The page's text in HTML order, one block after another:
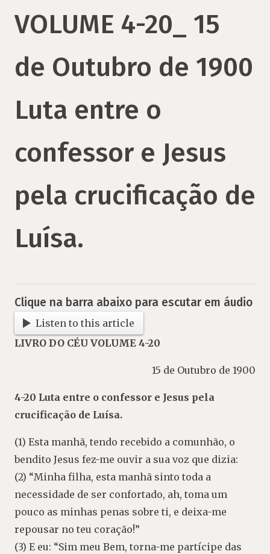
VOLUME 4-20_ 15
de Outubro de 1900
Luta entre o
confessor e Jesus
pela crucificação de
Luísa.
Clique na barra abaixo para escutar em áudio
Listen to this article
LIVRO DO CÉU VOLUME 4-20
15 de Outubro de 1900
4-20 Luta entre o confessor e Jesus pela
crucificação de Luísa.
(1) Esta manhã, tendo recebido a comunhão, o
bendito Jesus fez-me ouvir a sua voz que dizia:
(2) “Minha filha, esta manhã sinto toda a
necessidade de ser confortado, ah, toma um
pouco as minhas penas sobre ti, e deixa-me
repousar no teu coração!”
(3) E eu: “Sim meu Bem, torna-me partícipe das